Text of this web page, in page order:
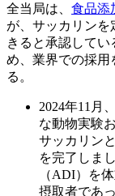
全当局は、 食品添
が、サッカリン
きると承認して
め、業界での採用
る。
2024年11月
な動物実験
サッカリン
を完了しま
（ADI）を
摂取者であ